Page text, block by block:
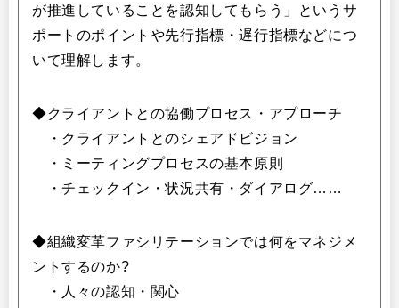
が推進していることを認知してもらう」というサ
ポートのポイントや先行指標・遅行指標などにつ
いて理解します。
◆クライアントとの協働プロセス・アプローチ
・クライアントとのシェアドビジョン
・ミーティングプロセスの基本原則
・チェックイン・状況共有・ダイアログ……
◆組織変革ファシリテーションでは何をマネジメ
ントするのか?
・人々の認知・関心